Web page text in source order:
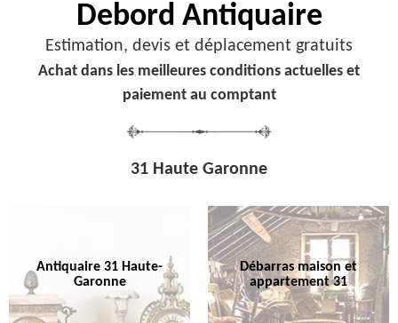
Debord Antiquaire
Estimation, devis et déplacement gratuits
Achat dans les meilleures conditions actuelles et
paiement au comptant
31 Haute Garonne
Antiquaire 31 Haute-
Garonne
Débarras maison et
appartement 31